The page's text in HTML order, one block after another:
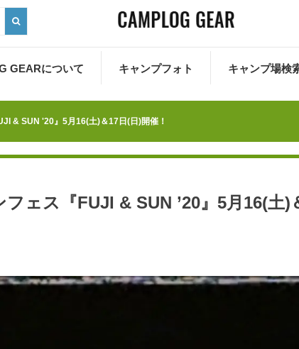
GEARについて キャンプフォト キャンプ場検
& SUN '20』5月16(土)＆17日(日)開催！
ェス『FUJI & SUN ’20』5月16(土)